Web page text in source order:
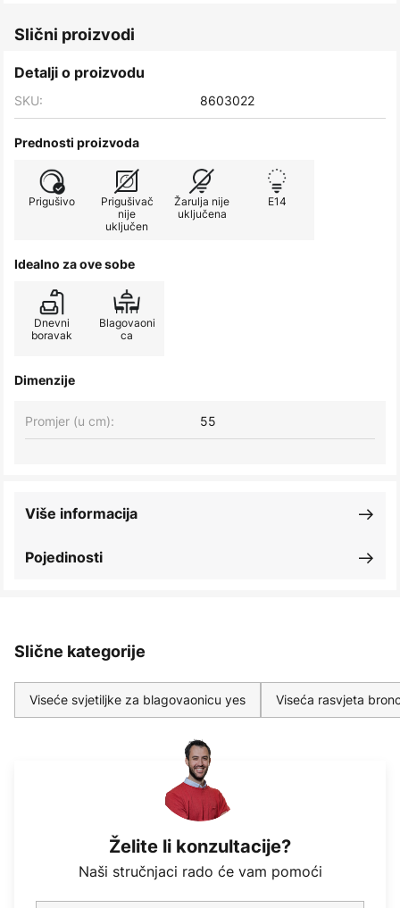
Slični proizvodi
Detalji o proizvodu
SKU: 8603022
Prednosti proizvoda
Prigušivo
Prigušivač
nije
uključen
Žarulja nije
uključena
E14
Idealno za ove sobe
Dnevni
boravak
Blagovaoni
ca
Dimenzije
Promjer (u cm): 55
Pojedinosti
Više informacija
Slične kategorije
Viseće svjetiljke za blagovaonicu yes Viseća rasvjeta
Želite li konzultacije?
Naši stručnjaci rado će vam pomoći